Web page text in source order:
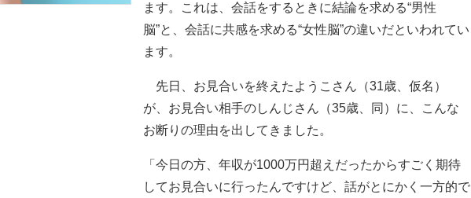
ます。これは、会話をするときに結論を求める“男性
脳”と、会話に共感を求める“女性脳”の違いだといわれてい
ます。
先日、お見合いを終えたようこさん（31歳、仮名）
が、お見合い相手のしんじさん（35歳、同）に、こんな
お断りの理由を出してきました。
「今日の方、年収が1000万円超えだったからすごく期待
してお見合いに行ったんですけど、話がとにかく一方的で